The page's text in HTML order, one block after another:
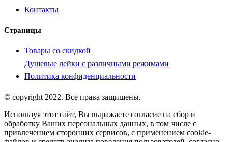
Контакты
Страницы
Товары со скидкой
Душевые лейки с различными режимами
Политика конфиденциальности
© copyright 2022. Все права защищены.
Используя этот сайт, Вы выражаете согласие на сбор и
обработку Ваших персональных данных, в том числе с
привлечением сторонних сервисов, с применением cookie-